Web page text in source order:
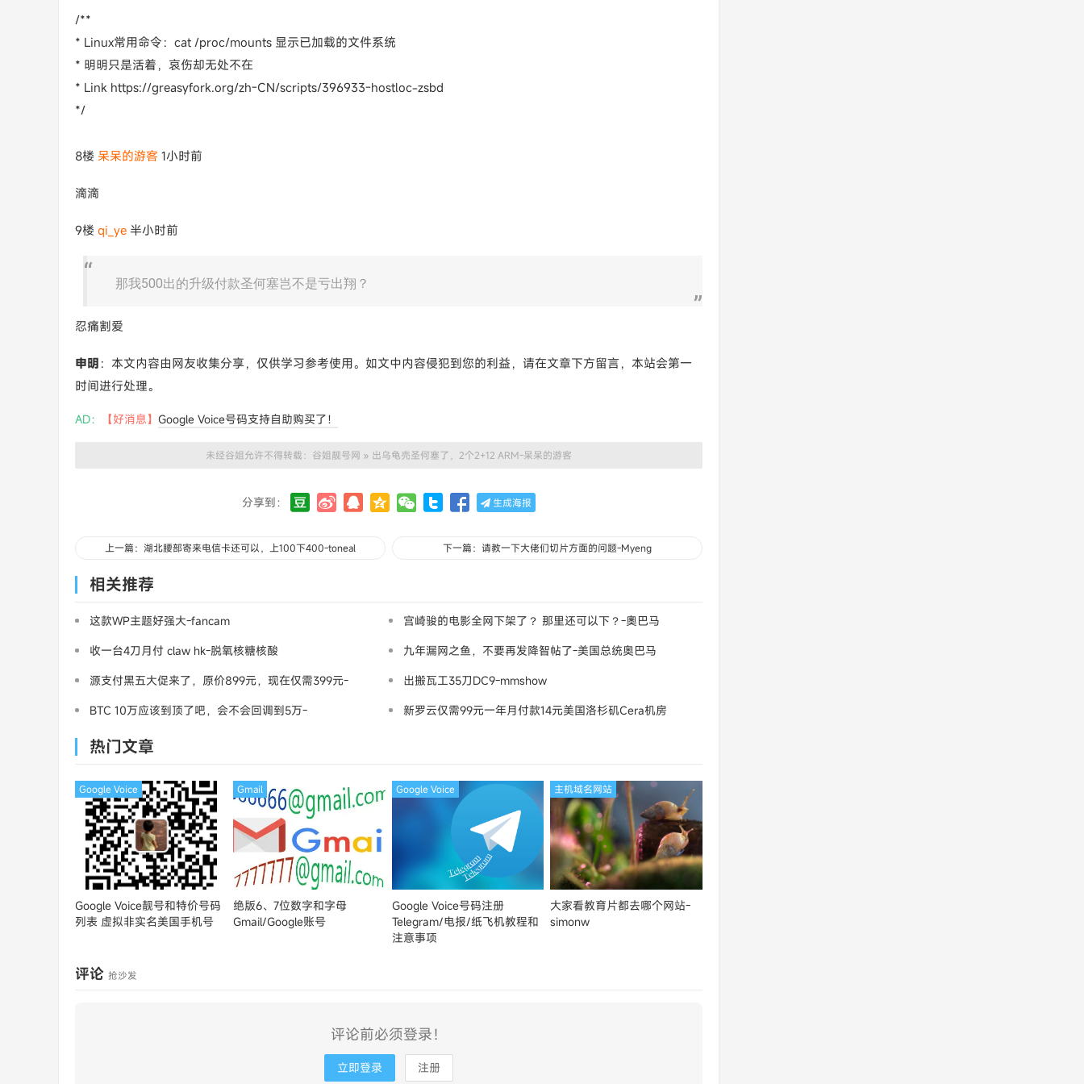
/**
* Linux常用命令：cat /proc/mounts 显示已加载的文件系统
* 明明只是活着，哀伤却无处不在
* Link https://greasyfork.org/zh-CN/scripts/396933-hostloc-zsbd
*/
8楼 呆呆的游客 1小时前
滴滴
9楼 qi_ye 半小时前
那我500出的升级付款圣何塞岂不是亏出翔？
忍痛割爱
申明 ：本文内容由网友收集分享，仅供学习参考使用。如文中内容侵犯到您的利益，请在文章下方留言，本站会第一
时间进行处理。
AD： 【好消息】 Google Voice号码支持自助购买了！
未经谷姐允许不得转载： 谷姐靓号网 » 出乌龟壳圣何塞了，2个2+12 ARM-呆呆的游客
分享到： 生成海报
上一篇：湖北腰部寄来电信卡还可以，上100下400-toneal 下一篇：请教一下大佬们切片方面的问题-Myeng
相关推荐
这款WP主题好强大-fancam
宫崎骏的电影全网下架了？ 那里还可以下？-奧巴马
收一台4刀月付 claw hk-脱氧核糖核酸
九年漏网之鱼，不要再发降智帖了-美国总统奥巴马
源支付黑五大促来了，原价899元，现在仅需399元-
出搬瓦工35刀DC9-mmshow
BTC 10万应该到顶了吧，会不会回调到5万-
新罗云仅需99元一年月付款14元美国洛杉矶Cera机房
热门文章
Google Voice靓号和特价号码
列表 虚拟非实名美国手机号
Google Voice
绝版6、7位数字和字母
Gmail/Google账号
Gmail
Google Voice号码注册
Telegram/电报/纸飞机教程和
注意事项
Google Voice
大家看教育片都去哪个网站-
simonw
主机域名网站
评论 抢沙发
评论前必须登录！
立即登录 注册